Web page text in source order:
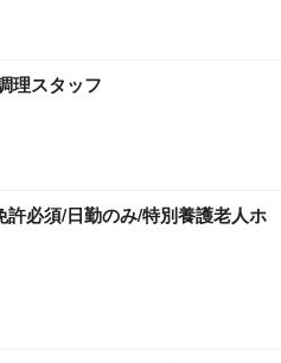
理スタッフ
許必須/日勤のみ/特別養護老人ホ